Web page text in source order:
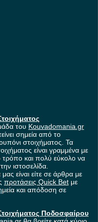
του Kouvadomania.gr
σημεία από το
στοιχήματος. Τα
είναι γραμμένα με
και πολύ εύκολο να
ιστοσελίδα.
είναι είτε σε άρθρα με
προτάσεις Quick Bet με
και απόδοση σε
Ποδοσφαίρου